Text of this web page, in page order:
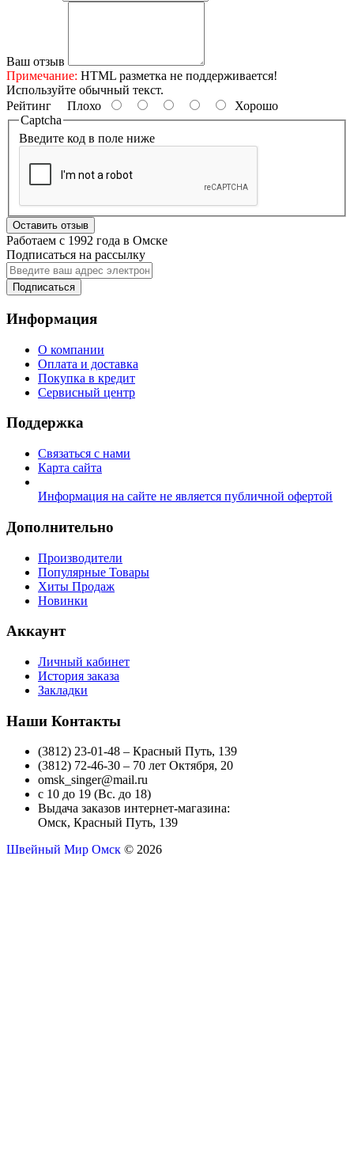
Ваш отзыв
Примечание: HTML разметка не поддерживается!
Используйте обычный текст.
Рейтинг Плохо
Хорошо
Captcha
Введите код в поле ниже
Оставить отзыв
Работаем с 1992 года в Омске
Подписаться на рассылку
Подписаться
Информация
О компании
Оплата и доставка
Покупка в кредит
Сервисный центр
Поддержка
Связаться с нами
Карта сайта
Информация на сайте не является публичной офертой
Дополнительно
Производители
Популярные Товары
Хиты Продаж
Новинки
Аккаунт
Личный кабинет
История заказа
Закладки
Наши Контакты
(3812) 23-01-48 – Красный Путь, 139
(3812) 72-46-30 – 70 лет Октября, 20
omsk_singer@mail.ru
с 10 до 19 (Вс. до 18)
Выдача заказов интернет-магазина:
Омск, Красный Путь, 139
Швейный Мир Омск © 2026